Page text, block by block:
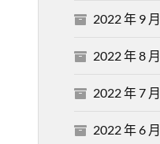
2022 年 9 月
2022 年 8 月
2022 年 7 月
2022 年 6 月